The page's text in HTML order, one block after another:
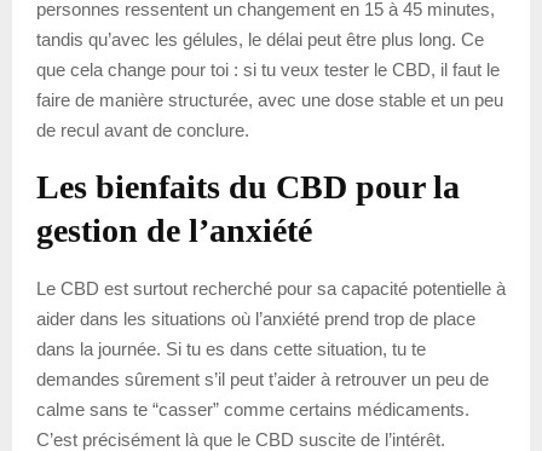
personnes ressentent un changement en 15 à 45 minutes,
tandis qu’avec les gélules, le délai peut être plus long. Ce
que cela change pour toi : si tu veux tester le CBD, il faut le
faire de manière structurée, avec une dose stable et un peu
de recul avant de conclure.
Les bienfaits du CBD pour la
gestion de l’anxiété
Le CBD est surtout recherché pour sa capacité potentielle à
aider dans les situations où l’anxiété prend trop de place
dans la journée. Si tu es dans cette situation, tu te
demandes sûrement s’il peut t’aider à retrouver un peu de
calme sans te “casser” comme certains médicaments.
C’est précisément là que le CBD suscite de l’intérêt.